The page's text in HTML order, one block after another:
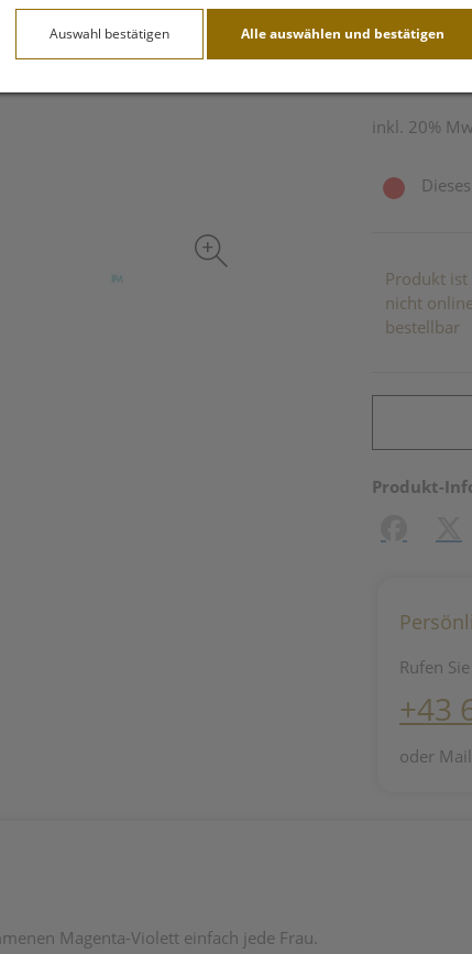
10,51
inkl. 20%
Produkt ist
nicht
bestellbar
Produkt-
Rufen
+43
oder
Magenta-Violett einfach jede Frau.
Auswahl bestätigen Alle auswählen und bestätigen